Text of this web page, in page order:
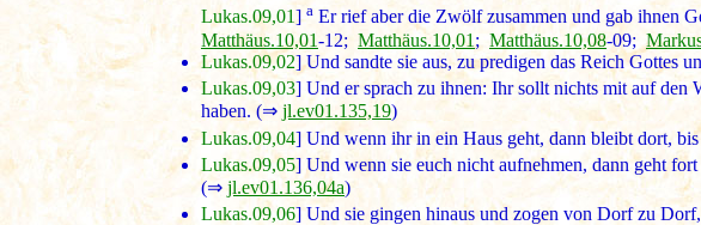
Lukas.09,01]a Er rief aber die Zwölf zusammen und gab ihnen
Matthäus.10,01-12; Matthäus.10,01 ; Matthäus.10,08-09;
Lukas.09,02] Und sandte sie aus, zu predigen das Reich Gottes
Lukas.09,03] Und er sprach zu ihnen: Ihr sollt nichts mit auf den
haben. (⇒ jl.ev01.135,19)
Lukas.09,04] Und wenn ihr in ein Haus geht, dann bleibt dort,
Lukas.09,05] Und wenn sie euch nicht aufnehmen, dann geht
(⇒ jl.ev01.136,04a)
Lukas.09,06] Und sie gingen hinaus und zogen von Dorf zu